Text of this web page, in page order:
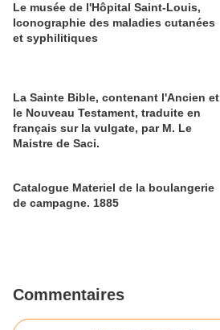
Le musée de l'Hôpital Saint-Louis,
Iconographie des maladies cutanées
et syphilitiques
La Sainte Bible, contenant l'Ancien et
le Nouveau Testament, traduite en
français sur la vulgate, par M. Le
Maistre de Saci.
Catalogue Materiel de la boulangerie
de campagne. 1885
Commentaires